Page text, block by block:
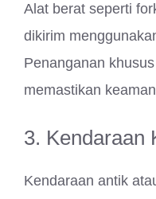
Alat berat seperti
dikirim
Penanganan
memastikan
3. Kendaraan
Kendaraan antik